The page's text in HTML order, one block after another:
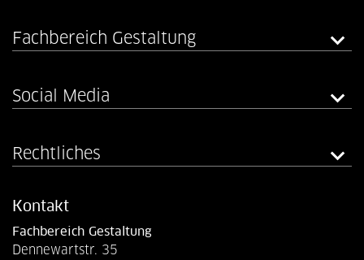
Fachbereich Gestaltung
Social Media
Rechtliches
Kontakt
Fachbereich Gestaltung
Dennewartstr. 35